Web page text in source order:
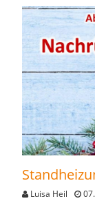
Luisa Heil